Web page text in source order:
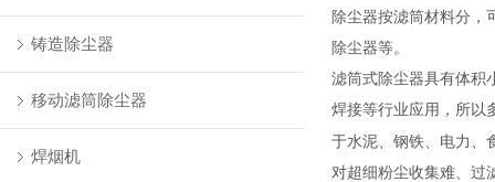
铸造除尘器
移动滤筒除尘器
焊烟机
除尘器按滤筒材料分，
除尘器等。
滤筒式除尘器具有体积
焊接等行业应用，所以
于水泥、钢铁、电力、
对超细粉尘收集难、过